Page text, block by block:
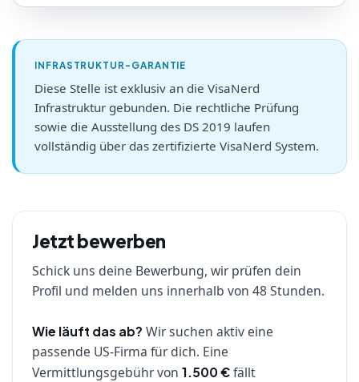
INFRASTRUKTUR-GARANTIE
Diese Stelle ist exklusiv an die VisaNerd
Infrastruktur gebunden. Die rechtliche Prüfung
sowie die Ausstellung des DS 2019 laufen
vollständig über das zertifizierte VisaNerd System.
Jetzt bewerben
Schick uns deine Bewerbung, wir prüfen dein
Profil und melden uns innerhalb von 48 Stunden.
Wie läuft das ab? Wir suchen aktiv eine
passende US-Firma für dich. Eine
Vermittlungsgebühr von 1.500 € fällt